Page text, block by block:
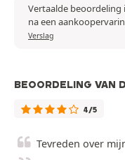
Vertaalde beoordeling
na een
Verslag
BEOORDELING VAN
4/5
Tevreden over